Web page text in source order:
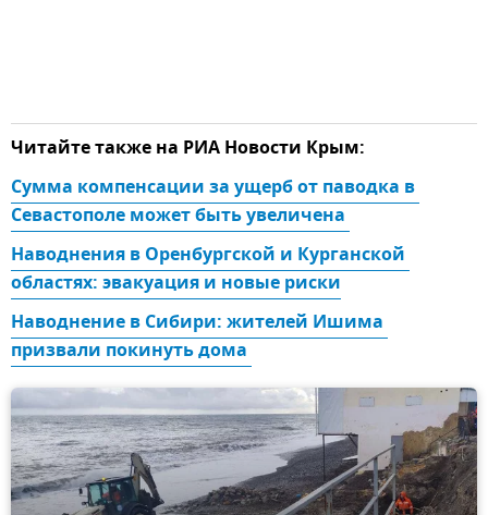
Читайте также на РИА Новости Крым:
Сумма компенсации за ущерб от паводка в
Севастополе может быть увеличена
Наводнения в Оренбургской и Курганской
областях: эвакуация и новые риски
Наводнение в Сибири: жителей Ишима
призвали покинуть дома